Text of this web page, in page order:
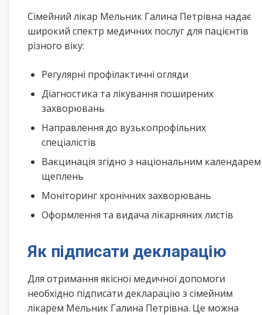
Сімейний лікар Мельник Галина Петрівна надає
широкий спектр медичних послуг для пацієнтів
різного віку:
Регулярні профілактичні огляди
Діагностика та лікування поширених
захворювань
Направлення до вузькопрофільних
спеціалістів
Вакцинація згідно з національним календарем
щеплень
Моніторинг хронічних захворювань
Оформлення та видача лікарняних листів
Як підписати декларацію
Для отримання якісної медичної допомоги
необхідно підписати декларацію з сімейним
лікарем Мельник Галина Петрівна. Це можна